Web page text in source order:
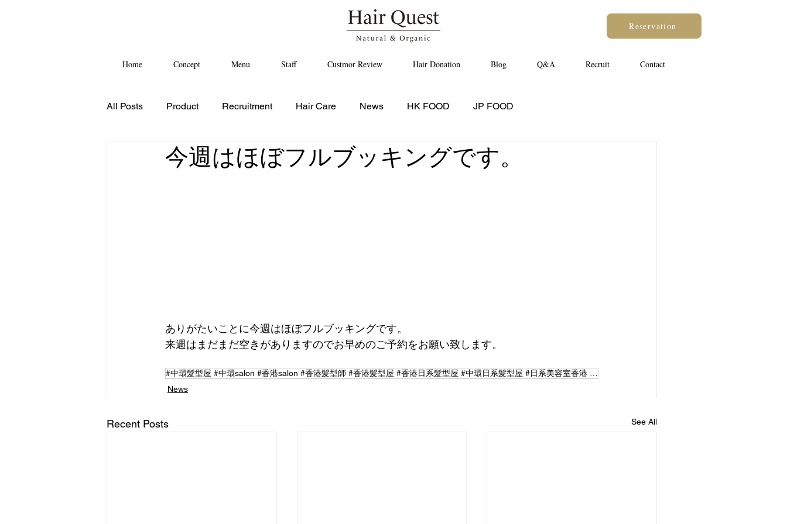
Reservation
Home Concept Menu Staff Custmor Review Hair Donation Blog Q&A Recruit Contact
All Posts Product Recruitment Hair Care News HK FOOD JP FOOD
今週はほぼフルブッキングです。
ありがたいことに今週はほぼフルブッキングです。
来週はまだまだ空きがありますのでお早めのご予約をお願い致します。
News
Recent Posts See All